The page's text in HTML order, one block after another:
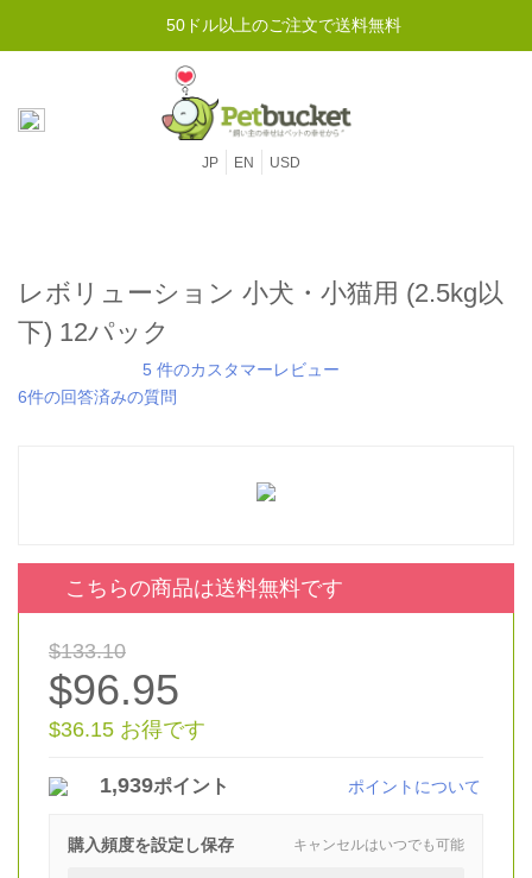
50ドル以上のご注文で送料無料
JP EN USD
レボリューション 小犬・小猫用 (2.5kg以
下) 12パック
5 件のカスタマーレビュー
6件の回答済みの質問
こちらの商品は送料無料です
$133.10
$96.95
$36.15 お得です
1,939ポイント ポイントについて
キャンセルはいつでも可能
購入頻度を設定し保存